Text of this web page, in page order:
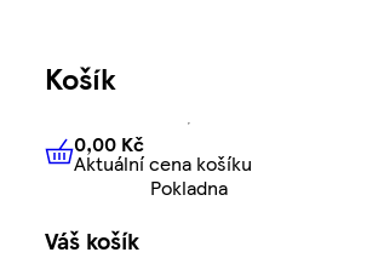
Košík
0,00 KčAktuální cena košíku
0,00 Kč
Aktuální cena košíku
Pokladna
Váš košík